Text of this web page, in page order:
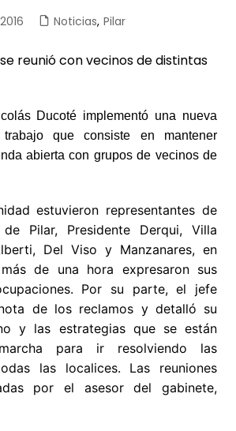
Noticias, Pilar
Ducoté implementó una nueva
que consiste en mantener
abierta con grupos de vecinos de
estuvieron representantes de
Pilar, Presidente Derqui, Villa
Del Viso y Manzanares, en
de una hora expresaron sus
Por su parte, el jefe
de los reclamos y detalló su
y las estrategias que se están
para ir resolviendo las
las localices. Las reuniones
por el asesor del gabinete,